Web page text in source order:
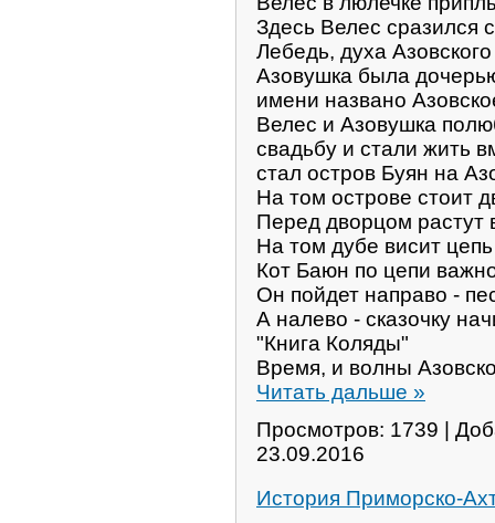
Здесь Велес сразился
Лебедь, духа
Азовушка была
имени названо
Велес и Азовушка
свадьбу и стали жить
стал остров Буян на
На том острове стоит
Перед дворцом
На том дубе висит
Кот Баюн по цепи
Он пойдет направо -
А налево - сказочку
"Книга Коляды"
Время, и волны
Читать дальше »
Просмотров: 1739 |
23.09.2016
История Приморско-